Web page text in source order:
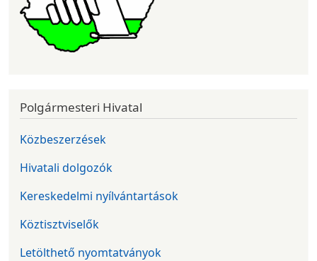
Polgármesteri Hivatal
Közbeszerzések
Hivatali dolgozók
Kereskedelmi nyílvántartások
Köztisztviselők
Letölthető nyomtatványok